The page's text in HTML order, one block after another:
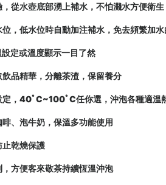
從水壺底部湧上補水，不怕濺水方便衛生
，低水位時自動加注補水，免去頻繁加
定或溫度顯示一目了然
品精華，分離茶渣，保留養分
定，40ﾟC~100ﾟC任你選，沖泡各種適溫
、泡牛奶，保溫多功能使用
止乾燒保護
方便客來敬茶持續恆溫沖泡